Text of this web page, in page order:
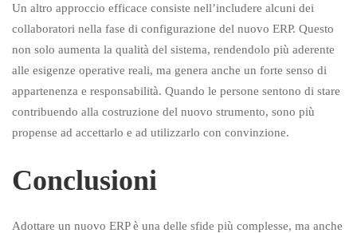
Un altro approccio efficace consiste nell’includere alcuni dei
collaboratori nella fase di configurazione del nuovo ERP. Questo
non solo aumenta la qualità del sistema, rendendolo più aderente
alle esigenze operative reali, ma genera anche un forte senso di
appartenenza e responsabilità. Quando le persone sentono di stare
contribuendo alla costruzione del nuovo strumento, sono più
propense ad accettarlo e ad utilizzarlo con convinzione.
Conclusioni
Adottare un nuovo ERP è una delle sfide più complesse, ma anche